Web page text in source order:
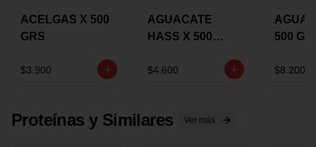
ACELGAS X 500
GRS
$3.900
AGUACATE
HASS X 500
$4.600
500
$8.200
Proteínas y Similares Ver más